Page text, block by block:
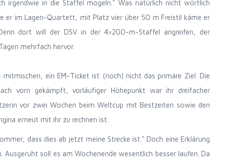
irgendwie in die Staffel mogeln." Was natürlich nicht wörtlich
er im Lagen-Quartett, mit Platz vier über 50 m Freistil käme er
dort will der DSV in der 4×200-m-Staffel angreifen, der
mehrfach hervor.
ein EM-Ticket ist (noch) nicht das primäre Ziel. Die
vorn gekämpft, vorläufiger Höhepunkt war ihr dreifacher
vor zwei Wochen beim Weltcup mit Bestzeiten sowie den
erneut mit ihr zu rechnen ist.
dass dies ab jetzt meine Strecke ist." Doch eine Erklärung
soll es am Wochenende wesentlich besser laufen. Da